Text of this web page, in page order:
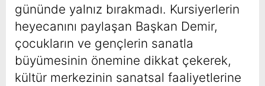
gününde yalnız bırakmadı. Kursiyerlerin
heyecanını paylaşan Başkan Demir,
çocukların ve gençlerin sanatla
büyümesinin önemine dikkat çekerek,
kültür merkezinin sanatsal faaliyetlerine